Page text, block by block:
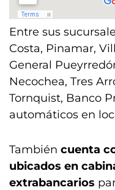
Entre sus
Costa, Pinamar,
General
Necochea, Tres
Tornquist, Banco
automáticos en
También cuenta
ubicados en
extrabancarios